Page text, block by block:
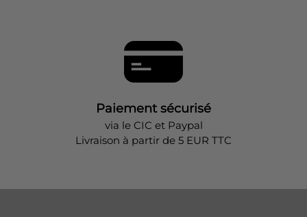
Paiement sécurisé
via le CIC et Paypal
Livraison à partir de 5 EUR TTC